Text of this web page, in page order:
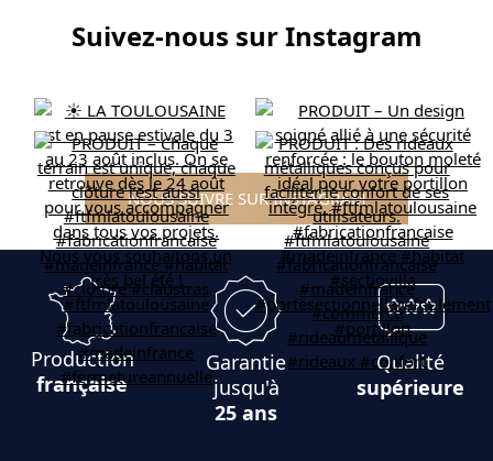
Suivez-nous sur Instagram
NOUS SUIVRE SUR INSTAGRAM
Production
française
Garantie
jusqu'à
25 ans
Qualité
supérieure